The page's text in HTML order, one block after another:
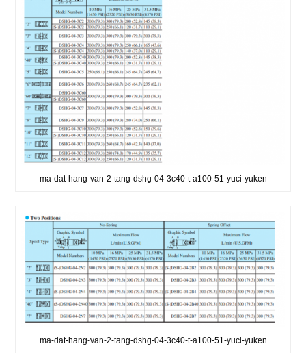
ma-dat-hang-van-2-tang-dshg-04-3c40-t-a100-51-yuci-yuken
ma-dat-hang-van-2-tang-dshg-04-3c40-t-a100-51-yuci-yuken